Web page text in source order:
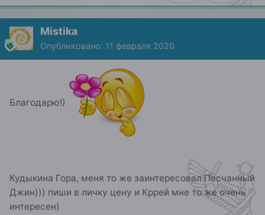
Mistika
Опубликовано: 11 февраля 2020
Благодарю!)
Кудыкина Гора, меня то же заинтересовал Песчанный
Джин))) пиши в личку цену и Кррей мне то же очень
интересен)